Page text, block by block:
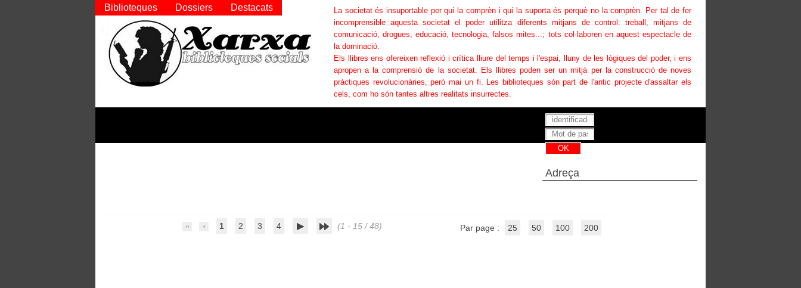
1 2 3 4 (1 - 15 / 48) Par page : 25 50 100 200
La societat és insuportable per qui la comprèn i qui la suporta és perquè no la comprèn. Per tal de fer
incomprensible aquesta societat el poder utilitza diferents mitjans de control: treball, mitjans de
comunicació, drogues, educació, tecnologia, falsos mites...; tots col·laboren en aquest espectacle de
la dominació.
Els llibres ens ofereixen reflexió i crítica lliure del temps i l'espai, lluny de les lògiques del poder, i ens
apropen a la comprensió de la societat. Els llibres poden ser un mitjà per la construcció de noves
pràctiques revolucionàries, però mai un fi. Les biblioteques són part de l'antic projecte d'assaltar els
cels, com ho són tantes altres realitats insurrectes.
Biblioteques Dossiers Destacats
Adreça